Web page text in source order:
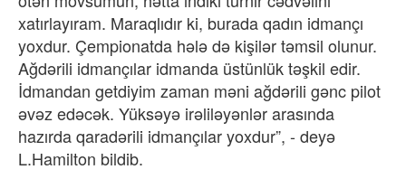
xatırlayıram. Maraqlıdır ki, burada qadın idmançı
yoxdur. Çempionatda hələ də kişilər təmsil olunur.
Ağdərili idmançılar idmanda üstünlük təşkil edir.
İdmandan getdiyim zaman məni ağdərili gənc pilot
əvəz edəcək. Yüksəyə irəliləyənlər arasında
hazırda qaradərili idmançılar yoxdur”, - deyə
L.Hamilton bildib.